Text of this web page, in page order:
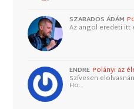
SZABADOS ÁDÁM
Az angol eredeti
ENDRE Polányi az
Szívesen
Ho…